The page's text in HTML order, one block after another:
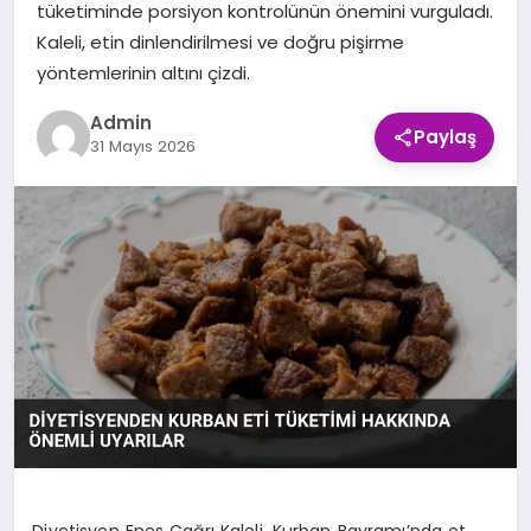
EKONOMI
SAĞLIK
TEKNOLOJI
tüketiminde porsiyon kontrolünün önemini vurguladı.
Kaleli, etin dinlendirilmesi ve doğru pişirme
yöntemlerinin altını çizdi.
Admin
31 Mayıs 2026 Paylaş